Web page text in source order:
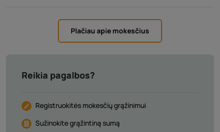
Plačiau apie mokesčius
Reikia pagalbos?
Registruokitės mokesčių grąžinimui
Sužinokite grąžintiną sumą